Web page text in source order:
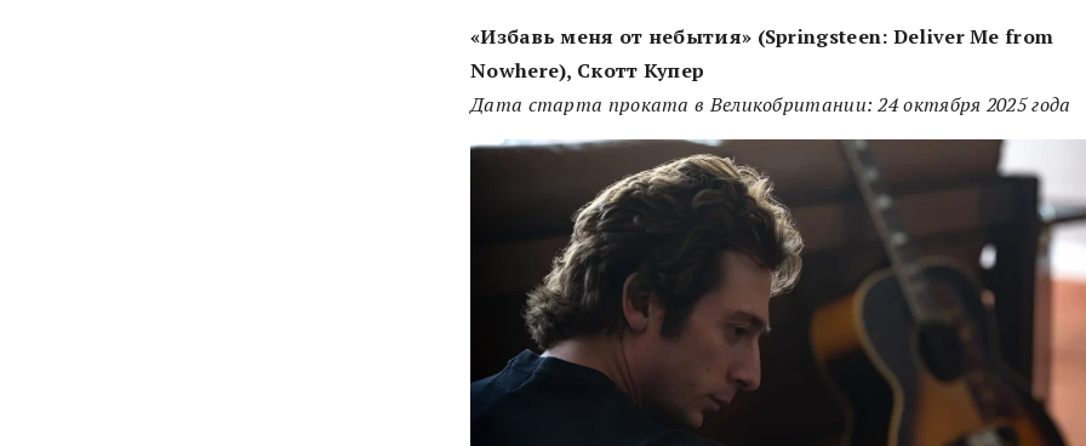
«Избавь меня от небытия» (Springsteen: Deliver Me from
Nowhere), Скотт Купер
Дата старта проката в Великобритании: 24 октября 2025 года